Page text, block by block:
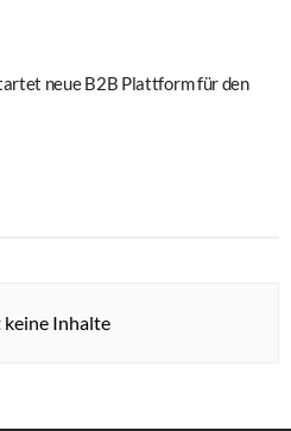
neue B2B Plattform für den
keine Inhalte